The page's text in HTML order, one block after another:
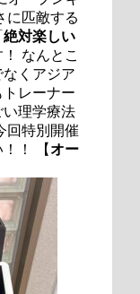
に匹敵する
絶対楽しい
なんとこ
くアジア
レーナー
理学療法
回特別開催
！ 【オー